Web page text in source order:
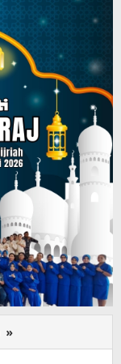
»
Lebaran,